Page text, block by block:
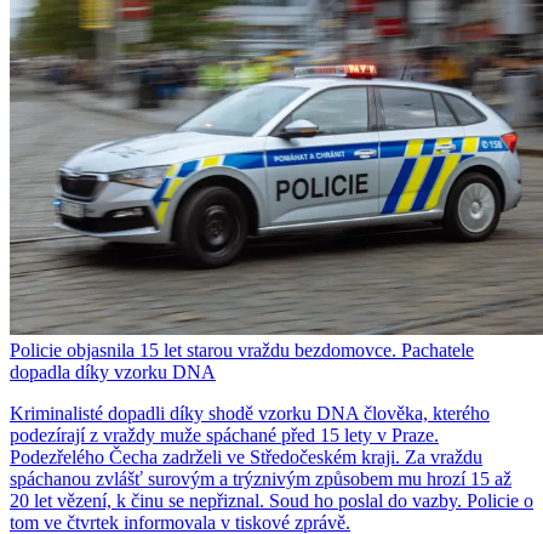
Policie objasnila 15 let starou vraždu bezdomovce. Pachatele
dopadla díky vzorku DNA
Kriminalisté dopadli díky shodě vzorku DNA člověka, kterého
podezírají z vraždy muže spáchané před 15 lety v Praze.
Podezřelého Čecha zadrželi ve Středočeském kraji. Za vraždu
spáchanou zvlášť surovým a trýznivým způsobem mu hrozí 15 až
20 let vězení, k činu se nepřiznal. Soud ho poslal do vazby. Policie o
tom ve čtvrtek informovala v tiskové zprávě.